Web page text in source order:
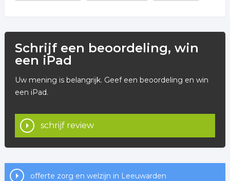
Schrijf een beoordeling, win
een iPad
Uw mening is belangrijk. Geef een beoordeling en win
een iPad.
schrijf review
offerte zorg en welzijn in Leeuwarden